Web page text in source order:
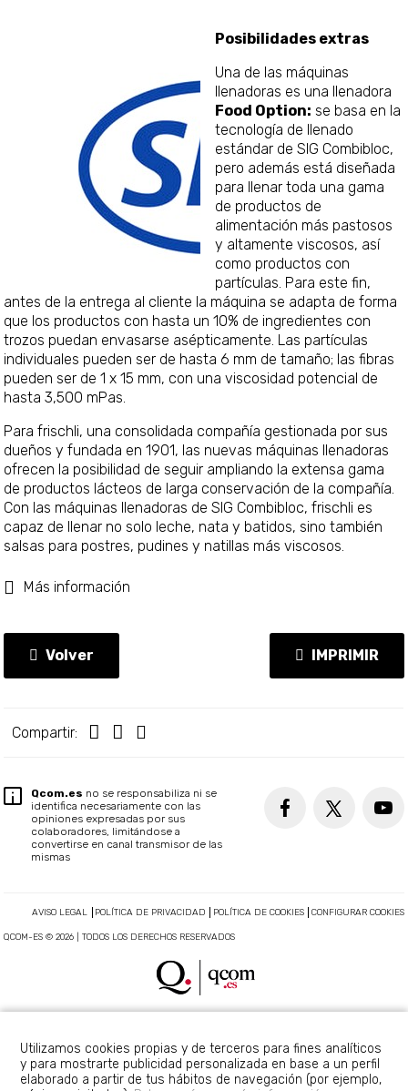
Posibilidades extras
Una de las máquinas
llenadoras es una llenadora
Food Option: se basa en la
tecnología de llenado
estándar de SIG Combibloc,
pero además está diseñada
para llenar toda una gama
de productos de
alimentación más pastosos
y altamente viscosos, así
como productos con
partículas. Para este fin,
antes de la entrega al cliente la máquina se adapta de forma
que los productos con hasta un 10% de ingredientes con
trozos puedan envasarse asépticamente. Las partículas
individuales pueden ser de hasta 6 mm de tamaño; las fibras
pueden ser de 1 x 15 mm, con una viscosidad potencial de
hasta 3,500 mPas.
Para frischli, una consolidada compañía gestionada por sus
dueños y fundada en 1901, las nuevas máquinas llenadoras
ofrecen la posibilidad de seguir ampliando la extensa gama
de productos lácteos de larga conservación de la compañía.
Con las máquinas llenadoras de SIG Combibloc, frischli es
capaz de llenar no solo leche, nata y batidos, sino también
salsas para postres, pudines y natillas más viscosos.
Más información
Volver IMPRIMIR
Compartir:
Qcom.es no se responsabiliza ni se
identifica necesariamente con las
opiniones expresadas por sus
colaboradores, limitándose a
convertirse en canal transmisor de las
mismas
AVISO LEGAL POLÍTICA DE PRIVACIDAD POLÍTICA DE COOKIES CONFIGURAR COOKIES
QCOM-ES © 2026 | TODOS LOS DERECHOS RESERVADOS
Utilizamos cookies propias y de terceros para fines analíticos
y para mostrarte publicidad personalizada en base a un perfil
elaborado a partir de tus hábitos de navegación (por ejemplo,